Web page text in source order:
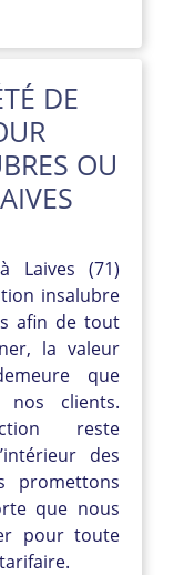
DE
OU
Laives (71)
insalubre
afin de tout
la valeur
que
nos clients.
reste
des
promettons
que nous
pour toute